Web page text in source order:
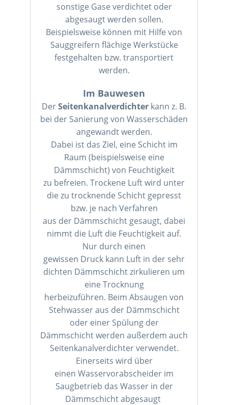
sonstige Gase verdichtet oder
abgesaugt werden sollen.
Beispielsweise können mit Hilfe von
Sauggreifern flächige Werkstücke
festgehalten bzw. transportiert
werden.
Im Bauwesen
DerSeitenkanalverdichter kann z. B.
bei der Sanierung von Wasserschäden
angewandt werden.
Dabei ist das Ziel, eine Schicht im
Raum (beispielsweise eine
Dämmschicht) von Feuchtigkeit
zu befreien. Trockene Luft wird unter
die zu trocknende Schicht gepresst
bzw. je nach Verfahren
aus der Dämmschicht gesaugt, dabei
nimmt die Luft die Feuchtigkeit auf.
Nur durch einen
gewissen Druck kann Luft in der sehr
dichten Dämmschicht zirkulieren um
eine Trocknung
herbeizuführen. Beim Absaugen von
Stehwasser aus der Dämmschicht
oder einer Spülung der
Dämmschicht werden außerdem auch
Seitenkanalverdichter verwendet.
Einerseits wird über
einen Wasservorabscheider im
Saugbetrieb das Wasser in der
Dämmschicht abgesaugt